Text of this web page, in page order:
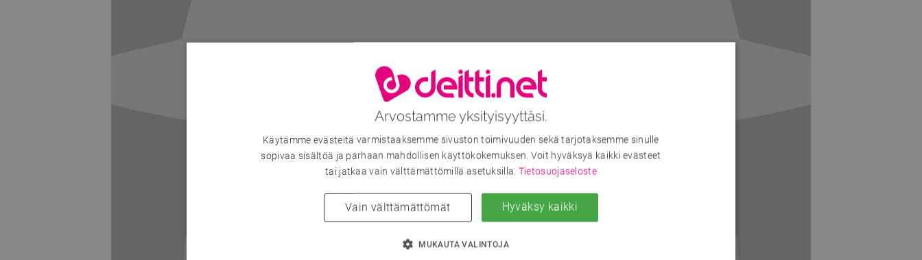
Arvostamme yksityisyyttäsi.
Käytämme evästeitä varmistaaksemme sivuston toimivuuden sekä tarjotaksemme sinulle
sopivaa sisältöä ja parhaan mahdollisen käyttökokemuksen. Voit hyväksyä kaikki evästeet
tai jatkaa vain välttämättömillä asetuksilla. Tietosuojaseloste
Hyväksy kaikki
Vain välttämättömät
MUKAUTA VALINTOJA